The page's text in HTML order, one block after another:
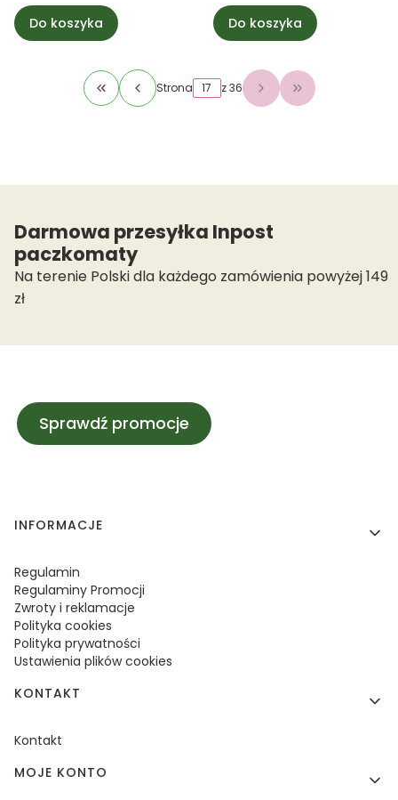
Do koszyka Do koszyka
Wróć do pierwszej strony z produktami
Strona z 36 Przejdź do
Darmowa przesyłka Inpost
paczkomaty
Na terenie Polski dla każdego zamówienia powyżej 149
zł
Sprawdź promocje
Linki w stopce
INFORMACJE
Regulamin
Regulaminy Promocji
Zwroty i reklamacje
Polityka cookies
Polityka prywatności
Ustawienia plików cookies
KONTAKT
Kontakt
MOJE KONTO